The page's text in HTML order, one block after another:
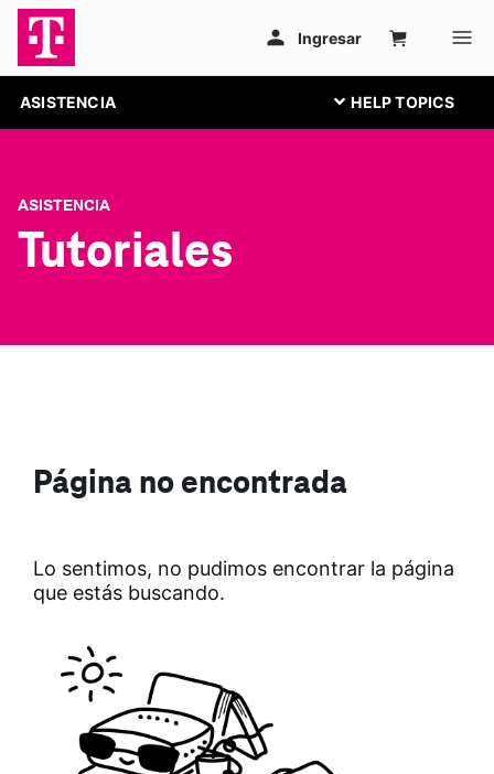
ASISTENCIA
ASISTENCIA
Tutoriales